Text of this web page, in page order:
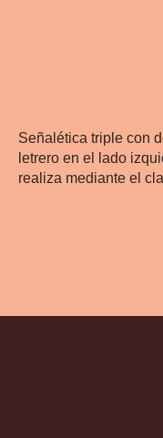
Señalética triple con
letrero en el lado
realiza mediante el